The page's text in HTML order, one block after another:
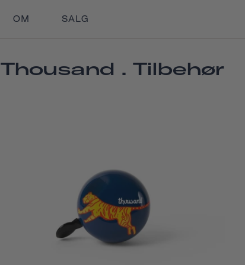
OM SALG
Thousand . Tilbehør